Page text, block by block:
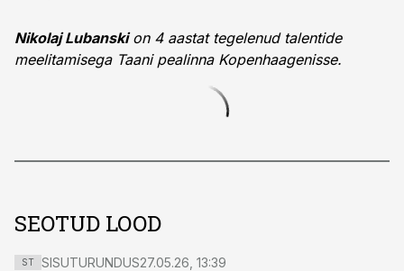
Nikolaj Lubanskion 4 aastat tegelenud talentide
meelitamisega Taani pealinna Kopenhaagenisse.
SEOTUD LOOD
ST SISUTURUNDUS27.05.26, 13:39